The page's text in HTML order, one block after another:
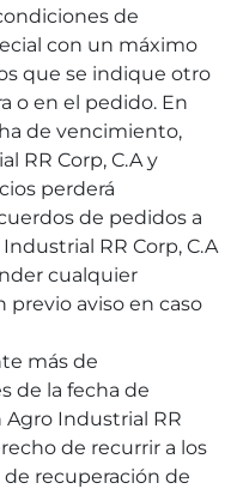
de
con un máximo
que se indique otro
o en el pedido. En
de vencimiento,
RR Corp, C.A y
perderá
de pedidos a
RR Corp, C.A
cualquier
previo aviso en caso
más de
de la fecha de
Industrial RR
de recurrir a los
recuperación de